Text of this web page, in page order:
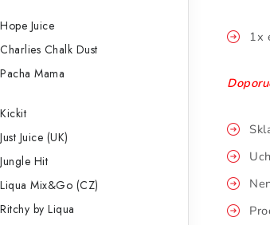
Hope Juice
Charlies Chalk Dust
Pacha Mama
Kickit
Just Juice (UK)
Jungle Hit
Liqua Mix&Go (CZ)
Ritchy by Liqua
1x